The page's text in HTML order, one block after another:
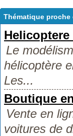
Thématique proche
Helicoptere
Le
hélicoptère
Les...
Boutique
Vente en
voitures de